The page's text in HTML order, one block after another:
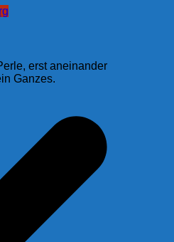
erst aneinander
Ganzes.